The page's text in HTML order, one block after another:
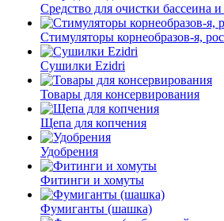
Средство для очистки бассеина
Стимуляторы корнеобразов-я,
Сушилки Ezidri
Товары для консервирования
Щепа для копчения
Удобрения
Фитинги и хомуты
Фумиганты (шашка)